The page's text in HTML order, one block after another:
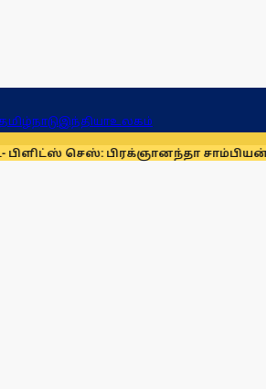
தமிழ்நாடுஇந்தியாஉலகம்
பிரக்ஞானந்தா சாம்பியன்!